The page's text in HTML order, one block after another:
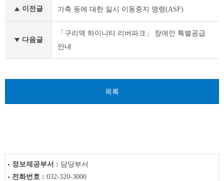
공
글
음
이전글 가축 등에 대한 일시 이동중지 명령(ASF)
다음글
「구리역 하이니티 리버파크」 장애인 특별공급
안내
목록
정보제공부서 : 담당부서
전화번호 : 032-320-3000